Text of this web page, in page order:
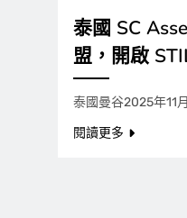
泰國 SC
盟，開啟
泰國曼谷2025年11
閱讀更多